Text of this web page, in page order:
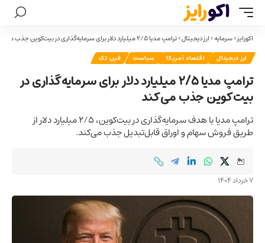
اکورایز>سرمایه>ارز دیجیتال>ترامپ مدیا ۲/۵ میلیارد دلار برای سرمایه‌گذاری در بیت‌کوین جذب می‌کند
ارز دیجیتال اقتصاد آمریکا سیاست فین تک
ترامپ مدیا ۲/۵ میلیارد دلار برای سرمایه‌گذاری در
بیت‌کوین جذب می‌کند
ترامپ مدیا با هدف سرمایه‌گذاری در بیت‌کوین، ۲/۵ میلیارد دلار از
طریق فروش سهام و اوراق قابل‌تبدیل جذب می‌کند.
7 خرداد 1404